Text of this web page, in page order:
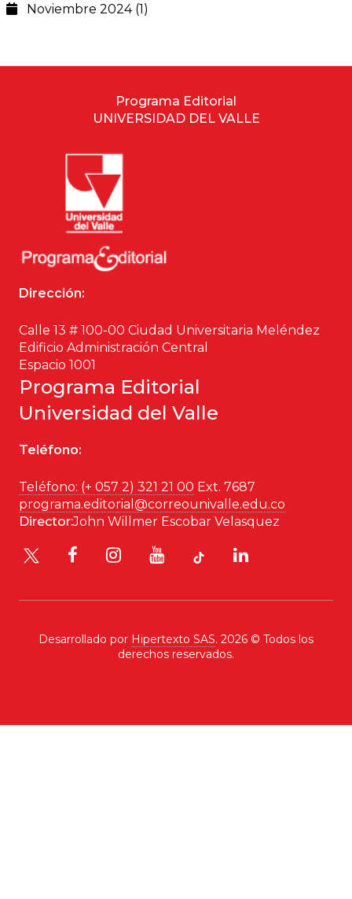
Noviembre 2024 (1)
Programa Editorial
UNIVERSIDAD DEL VALLE
Dirección:
Calle 13 # 100-00 Ciudad Universitaria Meléndez
Edificio Administración Central
Espacio 1001
Programa Editorial
Universidad del Valle
Teléfono:
Teléfono: (+ 057 2) 321 21 00 Ext. 7687
programa.editorial@correounivalle.edu.co
Director:John Willmer Escobar Velasquez
Desarrollado por Hipertexto SAS. 2026 © Todos los
derechos reservados.